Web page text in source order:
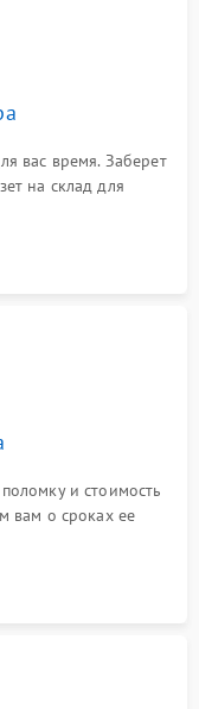
вас время. Заберет
на склад для
и стоимость
вам о сроках ее